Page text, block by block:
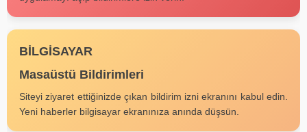
BİLGİSAYAR
Masaüstü Bildirimleri
Siteyi ziyaret ettiğinizde çıkan bildirim izni ekranını kabul edin.
Yeni haberler bilgisayar ekranınıza anında düşsün.